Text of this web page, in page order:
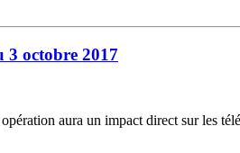
3 octobre 2017
aura un impact direct sur les